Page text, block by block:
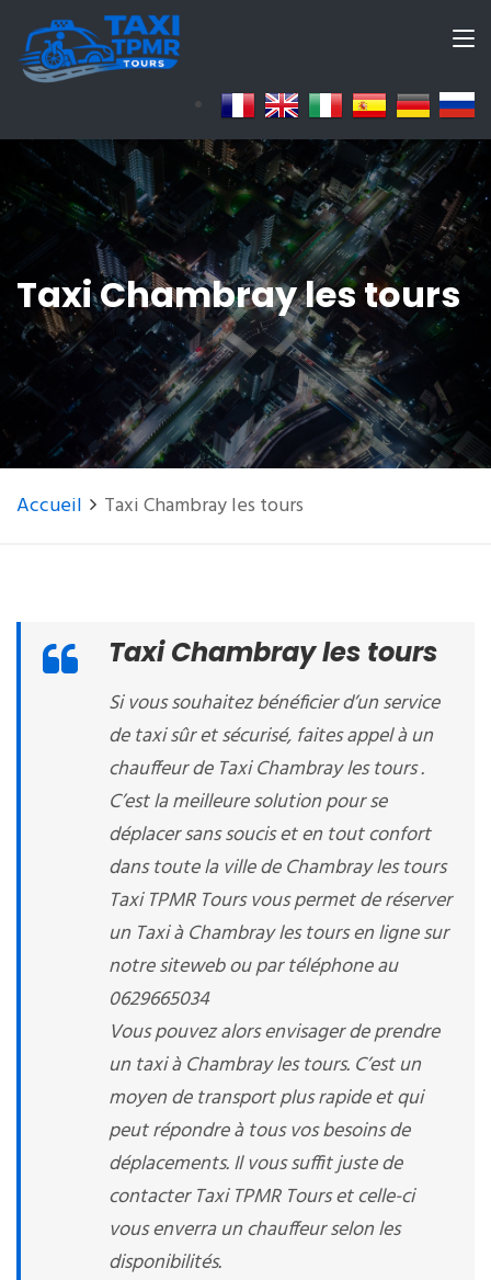
Taxi Chambray les tours
Accueil Taxi Chambray les tours
Taxi Chambray les tours
Si vous souhaitez bénéficier d’un service
de taxi sûr et sécurisé, faites appel à un
chauffeur de Taxi Chambray les tours .
C’est la meilleure solution pour se
déplacer sans soucis et en tout confort
dans toute la ville de Chambray les tours
Taxi TPMR Tours vous permet de réserver
un Taxi à Chambray les tours en ligne sur
notre siteweb ou par téléphone au
0629665034
Vous pouvez alors envisager de prendre
un taxi à Chambray les tours. C’est un
moyen de transport plus rapide et qui
peut répondre à tous vos besoins de
déplacements. Il vous suffit juste de
contacter Taxi TPMR Tours et celle-ci
vous enverra un chauffeur selon les
disponibilités.